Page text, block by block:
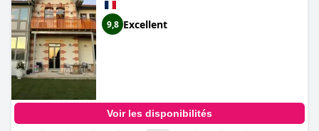
9,8 Excellent
Voir les disponibilités